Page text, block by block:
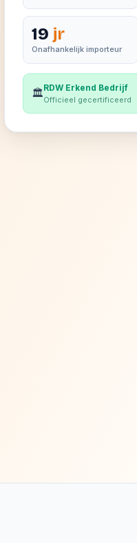
19 jr
Onafhankelijk importeur
🏛️RDW Erkend Bedrijf
Officieel gecertificeerd